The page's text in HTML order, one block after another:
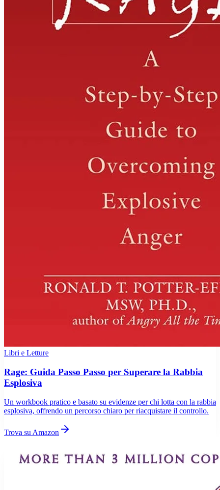
Libri e Letture
Rage: Guida Passo Passo per Superare la Rabbia
Esplosiva
Un workbook pratico e basato su evidenze per chi lotta con la rabbia
esplosiva, offrendo un percorso chiaro per riacquistare il controllo.
Trova su Amazon